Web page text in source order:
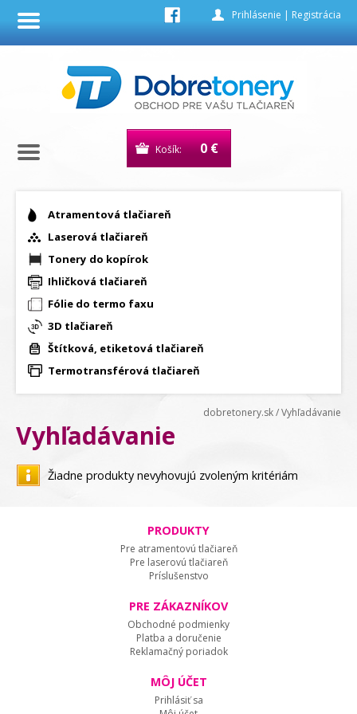
Prihlásenie | Registrácia
Košík: 0 €
Atramentová tlačiareň
Laserová tlačiareň
Tonery do kopírok
Ihličková tlačiareň
Fólie do termo faxu
3D tlačiareň
Štítková, etiketová tlačiareň
Termotransférová tlačiareň
dobretonery.sk/Vyhľadávanie
Vyhľadávanie
Žiadne produkty nevyhovujú zvoleným kritériám
PRODUKTY
Pre atramentovú tlačiareň
Pre laserovú tlačiareň
Príslušenstvo
PRE ZÁKAZNÍKOV
Obchodné podmienky
Platba a doručenie
Reklamačný poriadok
MÔJ ÚČET
Prihlásiť sa